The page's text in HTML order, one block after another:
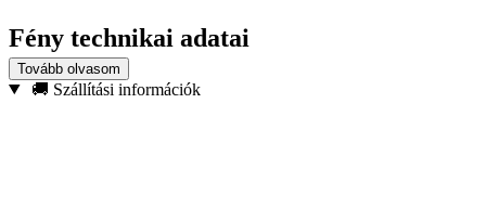
Fény technikai adatai
Fény színe
Tovább olvasom
🚚 Szállítási információk